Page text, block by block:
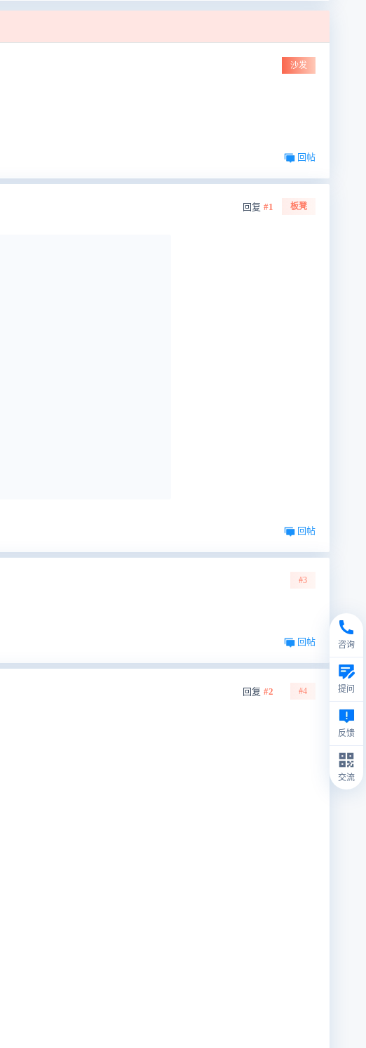
沙发
回帖
板凳
回复 #1
回帖
#3
回帖
#4
回复 #2
咨询
提问
反馈
交流